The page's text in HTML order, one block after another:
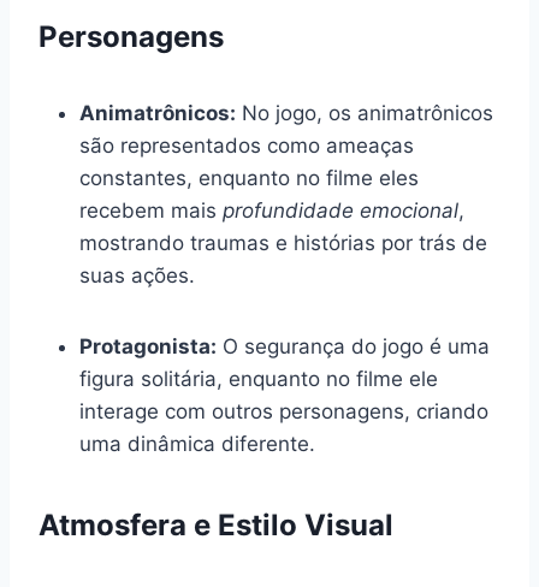
Personagens
Animatrônicos: No jogo, os animatrônicos
são representados como ameaças
constantes, enquanto no filme eles
recebem mais profundidade emocional,
mostrando traumas e histórias por trás de
suas ações.
Protagonista: O segurança do jogo é uma
figura solitária, enquanto no filme ele
interage com outros personagens, criando
uma dinâmica diferente.
Atmosfera e Estilo Visual